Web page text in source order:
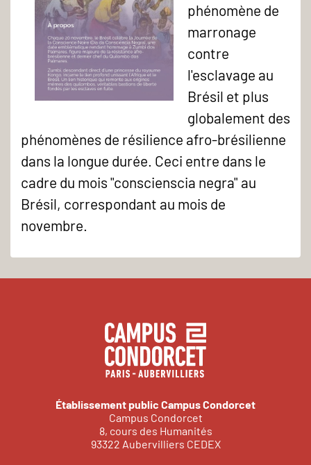
phénomène de
marronage
contre
l'esclavage au
Brésil et plus
globalement des
phénomènes de résilience afro-brésilienne
dans la longue durée. Ceci entre dans le
cadre du mois "conscienscia negra" au
Brésil, correspondant au mois de
novembre.
Établissement public Campus Condorcet
Campus Condorcet
8, cours des Humanités
93322 Aubervilliers CEDEX